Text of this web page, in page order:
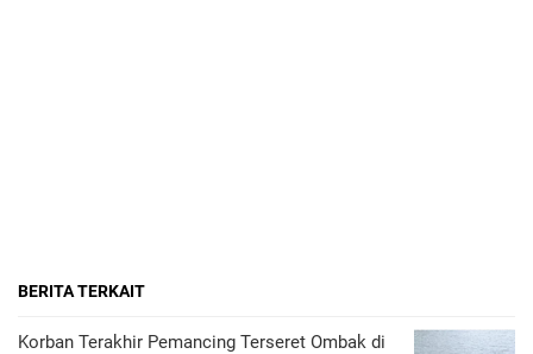
BERITA TERKAIT
Korban Terakhir Pemancing Terseret Ombak di